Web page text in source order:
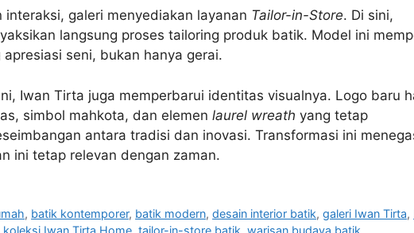
interaksi, galeri menyediakan layanan Tailor-in-Store. Di sini,
langsung proses tailoring produk batik. Model ini
seni, bukan hanya gerai.
Iwan Tirta juga memperbarui identitas visualnya. Logo baru
simbol mahkota, dan elemen laurel wreath yang tetap
antara tradisi dan inovasi. Transformasi ini
ini tetap relevan dengan zaman.
, batik kontemporer, batik modern,desain interior batik,galeri Iwan Tirta,
koleksi Iwan Tirta Home, tailor-in-store batik, warisan budaya batik